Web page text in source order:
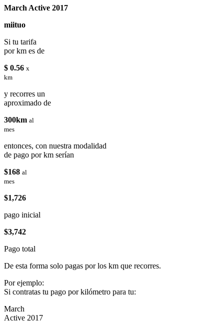
March Active 2017
miituo
Si tu tarifa
por km es de
$ 0.56 x
km
y recorres un
aproximado de
300km al
mes
entonces, con nuestra modalidad
de pago por km serían
$168 al
mes
$1,726
pago inicial
$3,742
Pago total
De esta forma solo pagas por los km que recorres.
Por ejemplo:
Si contratas tu pago por kilómetro para tu:
March
Active 2017